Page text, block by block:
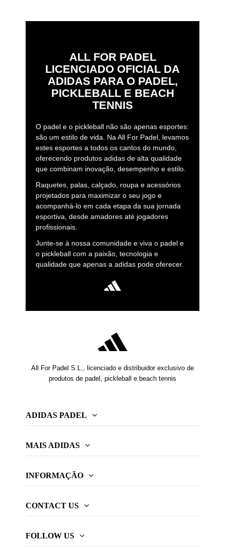
ALL FOR PADEL
LICENCIADO OFICIAL DA
ADIDAS PARA O PADEL,
PICKLEBALL E BEACH
TENNIS
O padel e o pickleball não são apenas esportes:
são um estilo de vida. Na All For Padel, levamos
estes esportes a todos os cantos do mundo,
oferecendo produtos adidas de alta qualidade
que combinam inovação, desempenho e estilo.
Raquetes, palas, calçado, roupa e acessórios
projetados para maximizar o seu jogo e
acompanhá-lo em cada etapa da sua jornada
esportiva, desde amadores até jogadores
profissionais.
Junte-se à nossa comunidade e viva o padel e
o pickleball com a paixão, tecnologia e
qualidade que apenas a adidas pode oferecer.
All For Padel S.L., licenciado e distribuidor exclusivo de
produtos de padel, pickleball e beach tennis
ADIDAS PADEL
MAIS ADIDAS
INFORMAÇÃO
CONTACT US
FOLLOW US